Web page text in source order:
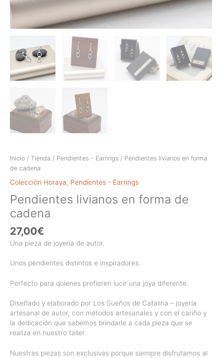
Inicio / Tienda / Pendientes - Earrings / Pendientes livianos en forma
de cadena
Colección Horaya, Pendientes - Earrings
Pendientes livianos en forma de
cadena
27,00€
Una pieza de joyería de autor.
Unos pendientes distintos e inspiradores.
Perfecto para quienes prefieren lucir una joya diferente.
Diseñado y elaborado por Los Sueños de Catalina – joyería
artesanal de autor, con métodos artesanales y con el cariño y
la dedicación que sabemos brindarle a cada pieza que se
realiza en nuestro taller.
Nuestras piezas son exclusivas porque siempre disfrutamos al